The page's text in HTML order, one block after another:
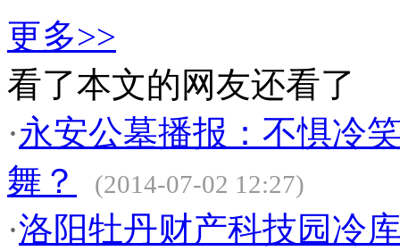
更多>>
看了本文的网友还看了
·永安公墓播报：不惧冷
舞？
(2014-07-02 12:27)
·洛阳牡丹财产科技园冷